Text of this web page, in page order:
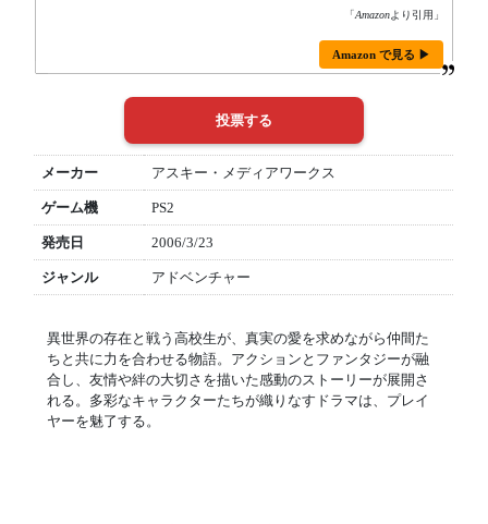
「Amazonより引用」
Amazon で見る ▶
メーカー アスキー・メディアワークス
ゲーム機 PS2
発売日 2006/3/23
ジャンル アドベンチャー
異世界の存在と戦う高校生が、真実の愛を求めながら仲間た
ちと共に力を合わせる物語。アクションとファンタジーが融
合し、友情や絆の大切さを描いた感動のストーリーが展開さ
れる。多彩なキャラクターたちが織りなすドラマは、プレイ
ヤーを魅了する。